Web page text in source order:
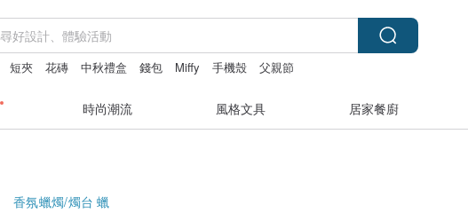
短夾 花磚 中秋禮盒 錢包 Miffy 手機殼 父親節
時尚潮流 風格文具 居家餐廚
香氛蠟燭/燭台 蠟